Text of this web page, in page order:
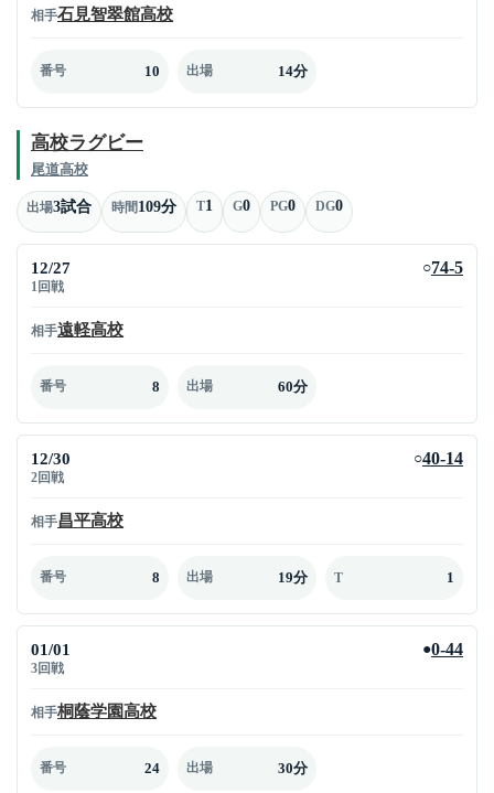
相手石見智翠館高校
番号 10 出場 14分
高校ラグビー
尾道高校
出場3試合 時間109分 T1 G0 PG0 DG0
12/27
1回戦
○74-5
相手遠軽高校
番号 8 出場 60分
12/30
2回戦
○40-14
相手昌平高校
番号 8 出場 19分 T 1
01/01
3回戦
●0-44
相手桐蔭学園高校
番号 24 出場 30分